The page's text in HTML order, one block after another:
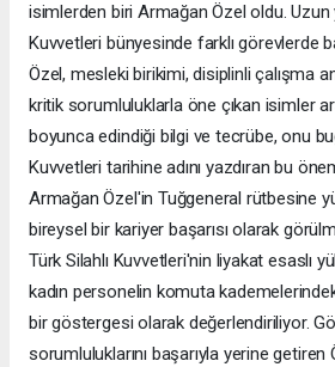
isimlerden biri Armağan Özel oldu. Uzun
Kuvvetleri bünyesinde farklı görevlerde
Özel, mesleki birikimi, disiplinli çalışma
kritik sorumluluklarla öne çıkan isimler
boyunca edindiği bilgi ve tecrübe, onu
Kuvvetleri tarihine adını yazdıran bu
Armağan Özel'in Tuğgeneral rütbesine
bireysel bir kariyer başarısı olarak
Türk Silahlı Kuvvetleri'nin liyakat esaslı
kadın personelin komuta
bir göstergesi olarak değerlendiriliyor.
sorumluluklarını başarıyla yerine